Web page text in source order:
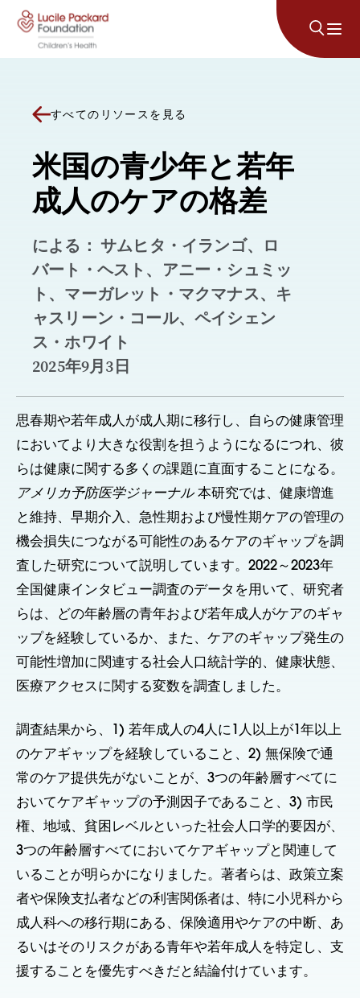
コンテンツにスキップ
すべてのリソースを見る
米国の青少年と若年
成人のケアの格差
による： サムヒタ・イランゴ、ロ
バート・ヘスト、アニー・シュミッ
ト、マーガレット・マクマナス、キ
ャスリーン・コール、ペイシェン
ス・ホワイト
2025年9月3日
思春期や若年成人が成人期に移行し、自らの健康管理
においてより大きな役割を担うようになるにつれ、彼
らは健康に関する多くの課題に直面することになる。
アメリカ予防医学ジャーナル本研究では、健康増進
と維持、早期介入、急性期および慢性期ケアの管理の
機会損失につながる可能性のあるケアのギャップを調
査した研究について説明しています。2022～2023年
全国健康インタビュー調査のデータを用いて、研究者
らは、どの年齢層の青年および若年成人がケアのギャ
ップを経験しているか、また、ケアのギャップ発生の
可能性増加に関連する社会人口統計学的、健康状態、
医療アクセスに関する変数を調査しました。
調査結果から、1) 若年成人の4人に1人以上が1年以上
のケアギャップを経験していること、2) 無保険で通
常のケア提供先がないことが、3つの年齢層すべてに
おいてケアギャップの予測因子であること、3) 市民
権、地域、貧困レベルといった社会人口学的要因が、
3つの年齢層すべてにおいてケアギャップと関連して
いることが明らかになりました。著者らは、政策立案
者や保険支払者などの利害関係者は、特に小児科から
成人科への移行期にある、保険適用やケアの中断、あ
るいはそのリスクがある青年や若年成人を特定し、支
援することを優先すべきだと結論付けています。